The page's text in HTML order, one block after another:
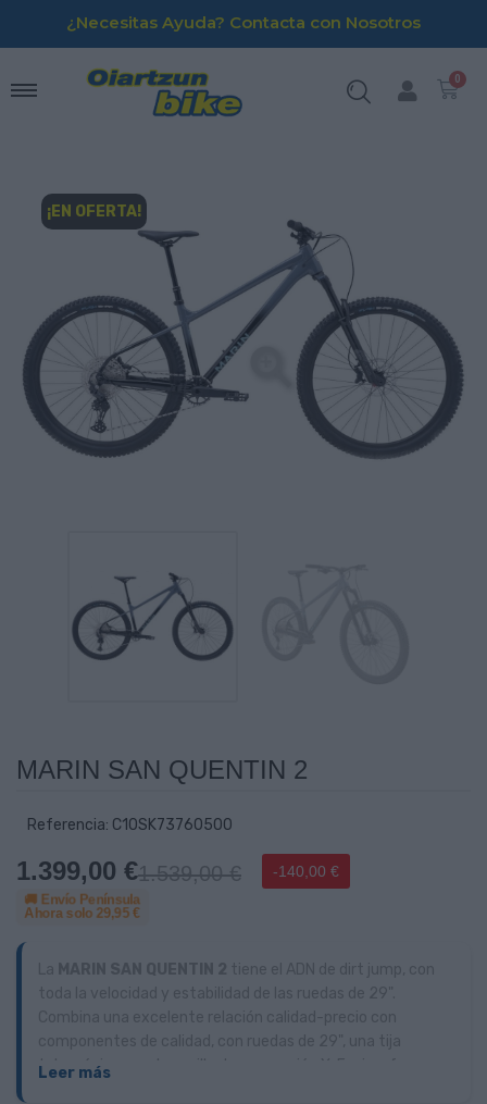
¿Necesitas Ayuda? Contacta con Nosotros
¡EN OFERTA!

MARIN SAN QUENTIN 2
Referencia: C10SK73760500
1.399,00 €1.539,00 € -140,00 €
🚚 Envío Península
Ahora solo 29,95 €
telescópica, una horquilla de suspensión X-Fusion, frenos
Leer más